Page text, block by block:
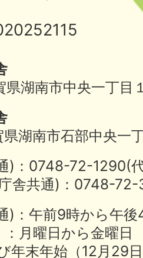
湖南市中央一丁目
湖南市石部中央一
)：0748-72-
舎共通)：0748-
)：午前9時から午
月曜日から金曜日
年末年始（12月29